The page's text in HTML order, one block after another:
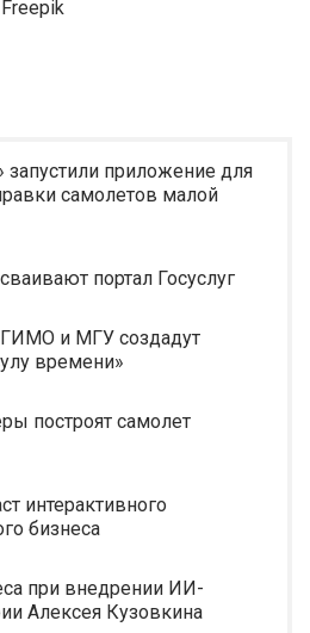
запустили приложение для
самолетов малой
портал Госуслуг
и МГУ создадут
времени»
построят самолет
интерактивного
бизнеса
при внедрении ИИ-
Алексея Кузовкина